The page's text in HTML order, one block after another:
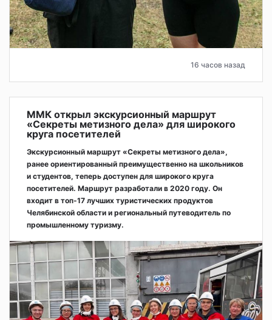
16 часов назад
ММК открыл экскурсионный маршрут
«Секреты метизного дела» для широкого
круга посетителей
Экскурсионный маршрут «Секреты метизного дела»,
ранее ориентированный преимущественно на школьников
и студентов, теперь доступен для широкого круга
посетителей. Маршрут разработали в 2020 году. Он
входит в топ-17 лучших туристических продуктов
Челябинской области и региональный путеводитель по
промышленному туризму.